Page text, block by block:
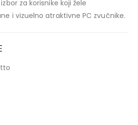
za korisnike koji žele
i vizuelno atraktivne PC zvučnike.